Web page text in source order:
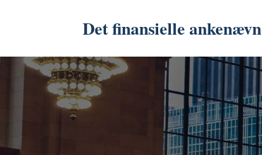
Det finansielle ankenævn